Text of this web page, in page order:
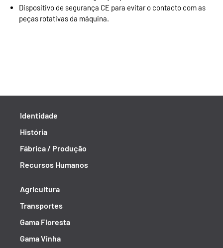
Dispositivo de segurança CE para evitar o contacto com as
peças rotativas da máquina.
Identidade
História
Fábrica / Produção
Recursos Humanos
Agricultura
Transportes
Gama Floresta
Gama Vinha